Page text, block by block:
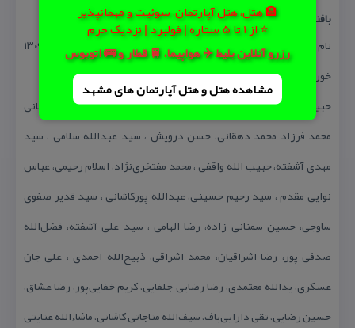
🏨 هتل، هتل آپارتمان، سوئیت و مهمانپذیر
⭐ از 1 تا 5 ستاره | فولبرد | نزدیک حرم
رزرو آنلاین بلیط ✈️ هواپیما، 🚆 قطار و 🚌 اتوبوس
مشاهده هتل و هتل‌ آپارتمان های مشهد
بافندگان مشهور امروز
نام حدود پنجاه نفر از استادان بزرگ كارگاه زری‌بافی تهران از سال ۱۳۰۹
خورشیدی تا ۱۳۶۹.
حبیب الله طریقی محمد طریقی عباسعلی طریقی عباس طریقی كاشانی
محمد فرزاد محمد دهقانی، حسن درویش ، سید عبدالله سلامی ، سید
مهدی آشفته، حبیب الله واقفی ، محمد مفتخری‌نژاد، اسلام رحیمی، عباس
نوایی مقدم ، سید رحیم حسینی، عبدالله پوركاشانی ، سید قدیر صفوی
ساوجی، حسین سمنانی زاده، رضا الهامی ، سید علی آشفته، فضل‌الله
صدفی پور، رضا اشراقیان، محمد اشراقی، ذبیح‌الله احمدی ، علی جان
عسكری، یدالله معتمدی، رضا رضایی جلفایی، كریم خفایی‌پور، رضا عشاق،
حسین رضایی، تقی دارایی‌باف، سیف‌الله مناجاتی كاشانی، ماشاء‌الله عنایتی